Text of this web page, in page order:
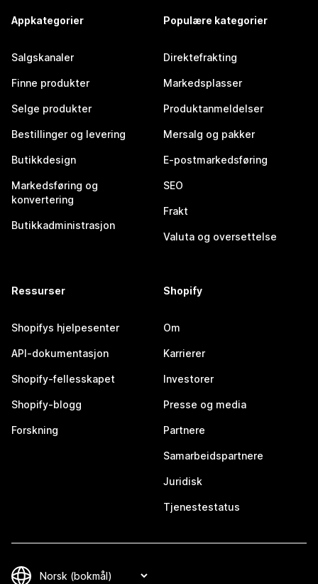
Appkategorier
Salgskanaler
Finne produkter
Selge produkter
Bestillinger og levering
Butikkdesign
Markedsføring og
konvertering
Butikkadministrasjon
Populære kategorier
Direktefrakting
Markedsplasser
Produktanmeldelser
Mersalg og pakker
E-postmarkedsføring
SEO
Frakt
Valuta og oversettelse
Ressurser
Shopifys hjelpesenter
API-dokumentasjon
Shopify-fellesskapet
Shopify-blogg
Forskning
Shopify
Om
Karrierer
Investorer
Presse og media
Partnere
Samarbeidspartnere
Juridisk
Tjenestestatus